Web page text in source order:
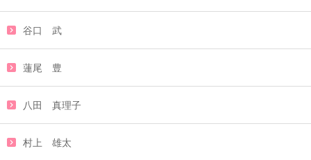
谷口 武
蓮尾 豊
八田 真理子
村上 雄太